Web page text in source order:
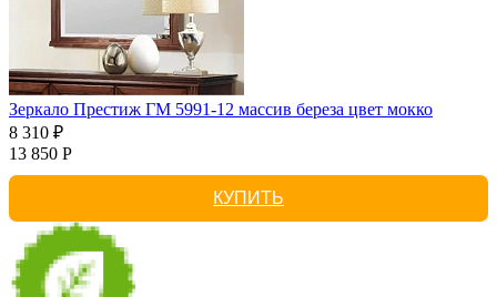
Зеркало Престиж ГМ 5991-12 массив береза цвет мокко
8 310 ₽
13 850 Р
КУПИТЬ